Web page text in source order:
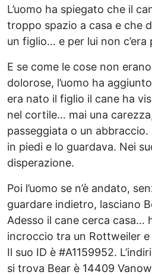
L’uomo ha spiegato che il
troppo spazio a casa e che
un figlio… e per lui non c’era
E se come le cose non
dolorose, l’uomo ha
era nato il figlio il cane ha
nel cortile… mai una
passeggiata o un
in piedi e lo guardava. Nei
disperazione.
Poi l’uomo se n’è andato,
guardare indietro, lasciano
Adesso il cane cerca casa…
incroccio tra un Rottweiler e
Il suo ID è #A1159952.
si trova Bear è 14409